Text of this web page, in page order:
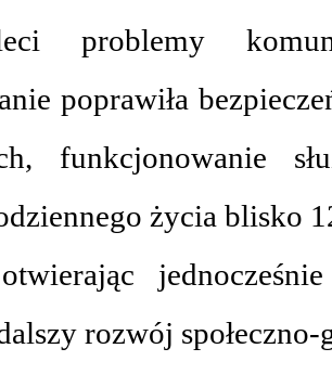
problemy
poprawiła
funkcjonowanie
życia blisko
rozwój społeczno-